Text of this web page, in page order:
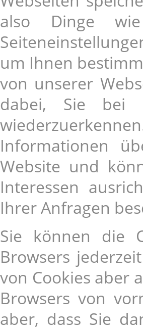
also Dinge
um Ihnen
von unserer
dabei, Sie bei
Informationen
Website und
Interessen
Ihrer Anfragen
Sie können die
Browsers
von Cookies aber
Browsers von
aber, dass Sie